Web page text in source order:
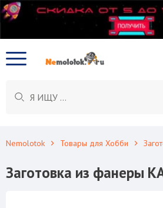
Nemolotok Товары для Хобби
Заготовка из фанеры